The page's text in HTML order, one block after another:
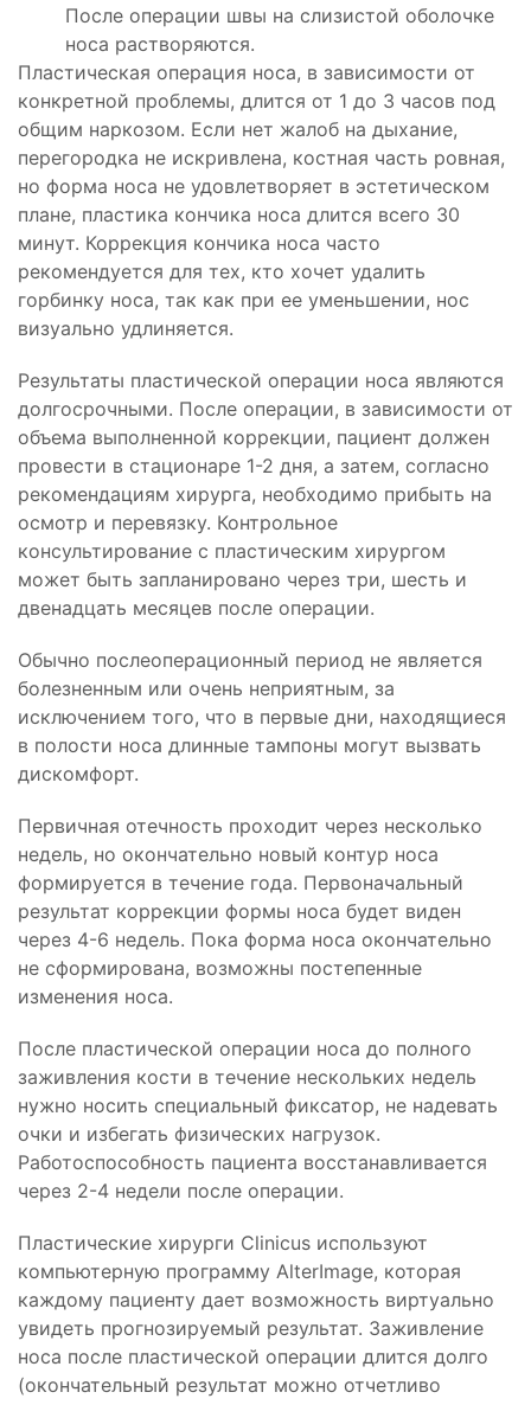
После операции швы на слизистой оболочке
носа растворяются.
Пластическая операция носа, в зависимости от
конкретной проблемы, длится от 1 до 3 часов под
общим наркозом. Если нет жалоб на дыхание,
перегородка не искривлена, костная часть ровная,
но форма носа не удовлетворяет в эстетическом
плане, пластика кончика носа длится всего 30
минут. Коррекция кончика носа часто
рекомендуется для тех, кто хочет удалить
горбинку носа, так как при ее уменьшении, нос
визуально удлиняется.
Результаты пластической операции носа являются
долгосрочными. После операции, в зависимости от
объема выполненной коррекции, пациент должен
провести в стационаре 1-2 дня, а затем, согласно
рекомендациям хирурга, необходимо прибыть на
осмотр и перевязку. Контрольное
консультирование с пластическим хирургом
может быть запланировано через три, шесть и
двенадцать месяцев после операции.
Обычно послеоперационный период не является
болезненным или очень неприятным, за
исключением того, что в первые дни, находящиеся
в полости носа длинные тампоны могут вызвать
дискомфорт.
Первичная отечность проходит через несколько
недель, но окончательно новый контур носа
формируется в течение года. Первоначальный
результат коррекции формы носа будет виден
через 4-6 недель. Пока форма носа окончательно
не сформирована, возможны постепенные
изменения носа.
После пластической операции носа до полного
заживления кости в течение нескольких недель
нужно носить специальный фиксатор, не надевать
очки и избегать физических нагрузок.
Работоспособность пациента восстанавливается
через 2-4 недели после операции.
Пластические хирурги Clinicus используют
компьютерную программу AlterImage, которая
каждому пациенту дает возможность виртуально
увидеть прогнозируемый результат. Заживление
носа после пластической операции длится долго
(окончательный результат можно отчетливо